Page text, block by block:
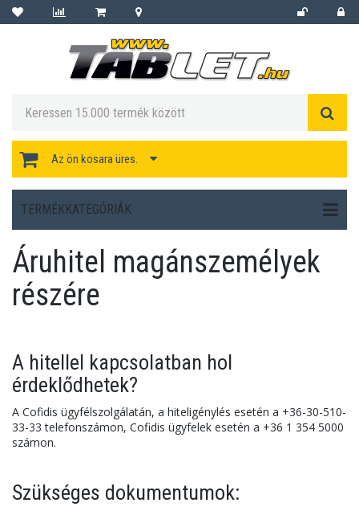
Az ön kosara üres.
TERMÉKKATEGÓRIÁK
Áruhitel magánszemélyek
részére
A hitellel kapcsolatban hol
érdeklődhetek?
A Cofidis ügyfélszolgálatán, a hiteligénylés esetén a +36-30-510-
33-33 telefonszámon, Cofidis ügyfelek esetén a +36 1 354 5000
számon.
Szükséges dokumentumok: